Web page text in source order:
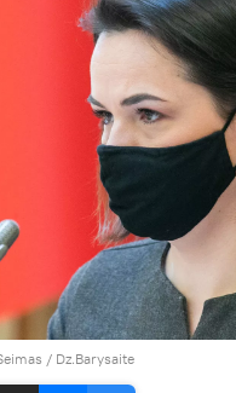
/ Dz.Barysaite